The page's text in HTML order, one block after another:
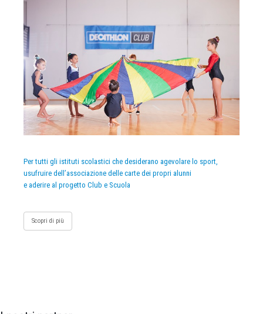
Per tutti gli istituti scolastici che desiderano agevolare lo sport,
usufruire dell’associazione delle carte dei propri alunni
e aderire al progetto Club e Scuola
Scopri di più